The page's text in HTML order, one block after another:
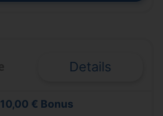
Details
10,00 € Bonus